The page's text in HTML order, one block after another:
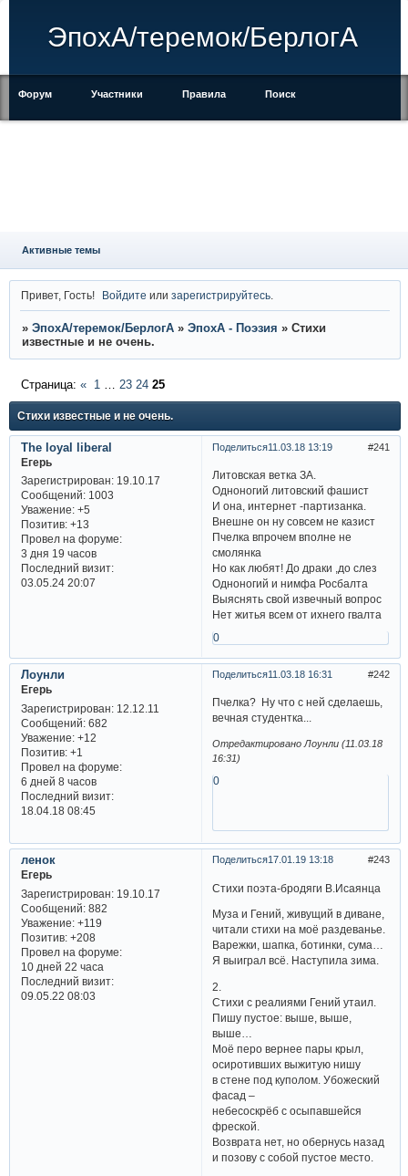
ЭпохА/теремок/БерлогА
Форум Участники Правила Поиск
Активные темы
Привет, Гость! Войдите илизарегистрируйтесь
» ЭпохА/теремок/БерлогА » ЭпохА - Поэзия » Стихи
известные и не очень.
Стихи известные и не очень.
Страница: « 1 … 23 24 25
Поделиться 241
11.03.18 13:19
The loyal liberal
Егерь
Зарегистрирован: 19.10.17
Сообщений:1003
Уважение: +5
Позитив: +13
Провел на форуме:
3 дня 19 часов
Последний визит:
03.05.24 20:07
Литовская ветка ЗА.
Одноногий литовский фашист
И она, интернет -партизанка.
Внешне он ну совсем не казист
Пчелка впрочем вполне не
смолянка
Но как любят! До драки ,до слез
Одноногий и нимфа Росбалта
Выяснять свой извечный вопрос
Нет житья всем от ихнего гвалта
0
Поделиться 242
11.03.18 16:31
Лоунли
Егерь
Зарегистрирован: 12.12.11
Сообщений:682
Уважение: +12
Позитив: +1
Провел на форуме:
6 дней 8 часов
Последний визит:
18.04.18 08:45
Пчелка? Ну что с ней сделаешь,
вечная студентка...
Отредактировано Лоунли (11.03.18
16:31)
0
Поделиться 243
17.01.19 13:18
ленок
Егерь
Зарегистрирован: 19.10.17
Сообщений:882
Уважение: +119
Позитив: +208
Провел на форуме:
10 дней 22 часа
Последний визит:
09.05.22 08:03
Стихи поэта-бродяги В.Исаянца
Муза и Гений, живущий в диване,
читали стихи на моё раздеванье.
Варежки, шапка, ботинки, сума…
Я выиграл всё. Наступила зима.
2.
Стихи с реалиями Гений утаил.
Пишу пустое: выше, выше,
выше…
Моё перо вернее пары крыл,
осиротивших выжитую нишу
в стене под куполом. Убожеский
фасад –
небесоскрёб с осыпавшейся
фреской.
Возврата нет, но обернусь назад
и позову с собой пустое место.